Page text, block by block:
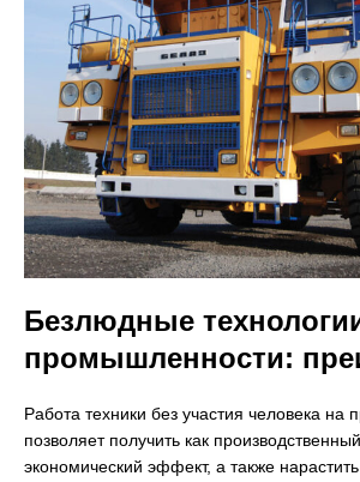
Безлюдные
промышленности:
Работа техники без участия человека на
позволяет получить как
экономический эффект, а также